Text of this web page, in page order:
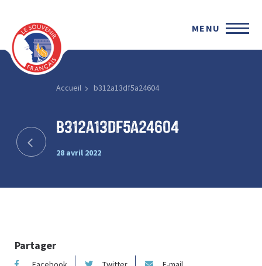
MENU
Accueil b312a13df5a24604
b312a13df5a24604
28 avril 2022
Partager